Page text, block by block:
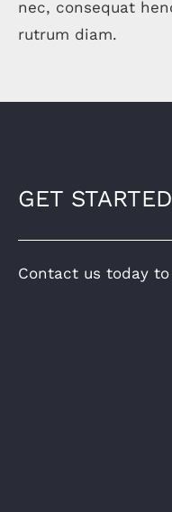
nec, consequat
rutrum diam.
GET STARTED
Contact us today